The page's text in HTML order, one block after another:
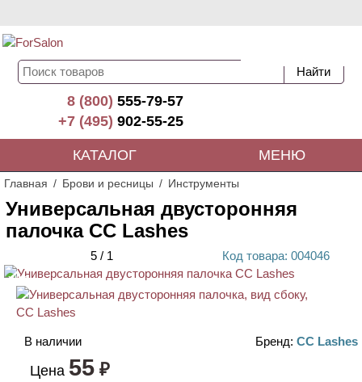
8 (800)555-79-57
+7 (495)902-55-25
КАТАЛОГ МЕНЮ
Главная Брови и ресницы Инструменты
Универсальная двусторонняя
палочка CC Lashes
5 / 1 Код товара: 004046
ХИТ
В наличии Бренд: CC Lashes
Цена 55₽